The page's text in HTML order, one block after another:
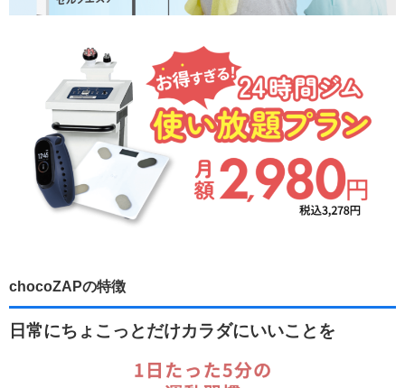
chocoZAPの特徴
日常にちょこっとだけカラダにいいことを